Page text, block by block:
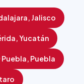
Jalisco
Yucatán
Puebla, Puebla